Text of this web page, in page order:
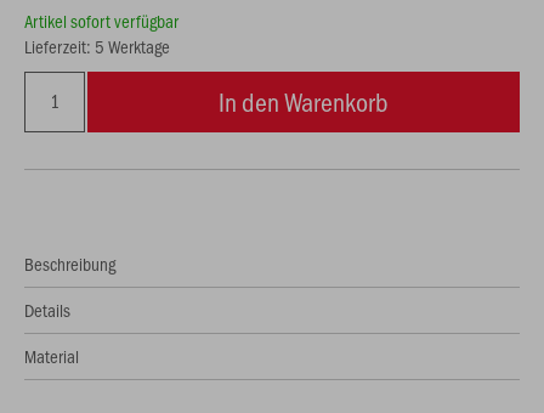
Artikel sofort verfügbar
Lieferzeit: 5 Werktage
In den Warenkorb
Beschreibung
Details
Material